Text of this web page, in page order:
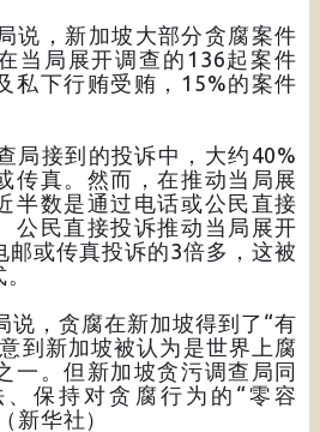
说，新加坡大部分贪腐案件
当局展开调查的136起案件
私下行贿受贿，15%的案件
局接到的投诉中，大约40%
传真。然而，在推动当局展
半数是通过电话或公民直接
公民直接投诉推动当局展开
邮或传真投诉的3倍多，这被
，贪腐在新加坡得到了“有
到新加坡被认为是世界上腐
一。但新加坡贪污调查局同
保持对贪腐行为的“零容
新华社）